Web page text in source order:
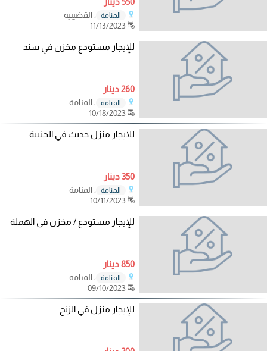
المنامة
، القضيبيه
11/13/2023
للإيجار مستودع مخزن في سند
260 دينار
المنامة
، المنامة
10/18/2023
للايجار منزل حديث في الجنبية
350 دينار
المنامة
، المنامة
10/11/2023
للإيجار مستودع / مخزن في الهملة
850 دينار
المنامة
، المنامة
09/10/2023
للإيجار منزل في الزنج